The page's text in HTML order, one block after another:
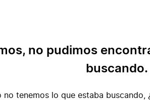
no pudimos
buscando.
no tenemos lo que estaba